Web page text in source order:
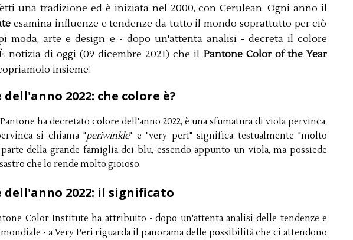
una tradizione ed è iniziata nel 2000, con Cerulean. Ogni anno il
esamina influenze e tendenze da tutto il mondo soprattutto per ciò
moda, arte e design e - dopo un'attenta analisi - decreta il colore
notizia di oggi (09 dicembre 2021) che il Pantone Color of the Year
insieme!
2022: che colore è?
ha decretato colore dell'anno 2022, è una sfumatura di viola pervinca.
si chiama "periwinkle" e "very peri" significa testualmente "molto
della grande famiglia dei blu, essendo appunto un viola, ma possiede
che lo rende molto gioioso.
dell'anno 2022: il significato
Color Institute ha attribuito - dopo un'attenta analisi delle tendenze e
- a Very Peri riguarda il panorama delle possibilità che ci attendono